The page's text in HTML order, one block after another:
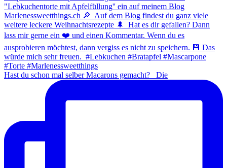
Hast du schon mal selber Macarons gemacht? ⁠ ⁠ Die